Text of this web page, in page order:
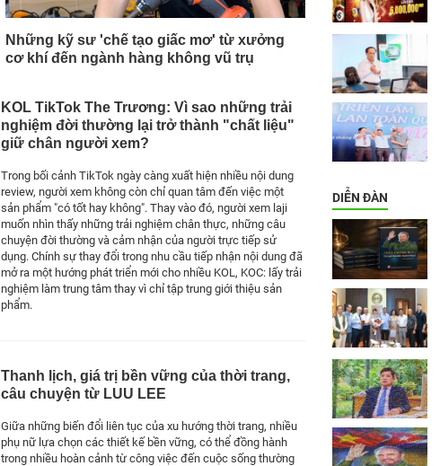
Những kỹ sư 'chế tạo giấc mơ' từ xưởng
cơ khí đến ngành hàng không vũ trụ
KOL TikTok The Trương: Vì sao những trải
nghiệm đời thường lại trở thành "chất liệu"
giữ chân người xem?
Trong bối cảnh TikTok ngày càng xuất hiện nhiều nội dung
review, người xem không còn chỉ quan tâm đến việc một
sản phẩm "có tốt hay không". Thay vào đó, người xem laji
muốn nhìn thấy những trải nghiệm chân thực, những câu
chuyện đời thường và cảm nhận của người trực tiếp sử
dụng. Chính sự thay đổi trong nhu cầu tiếp nhận nội dung đã
mở ra một hướng phát triển mới cho nhiều KOL, KOC: lấy trải
nghiệm làm trung tâm thay vì chỉ tập trung giới thiệu sản
phẩm.
Thanh lịch, giá trị bền vững của thời trang,
câu chuyện từ LUU LEE
Giữa những biến đổi liên tục của xu hướng thời trang, nhiều
phụ nữ lựa chọn các thiết kế bền vững, có thể đồng hành
trong nhiều hoàn cảnh từ công việc đến cuộc sống thường
DIỄN ĐÀN